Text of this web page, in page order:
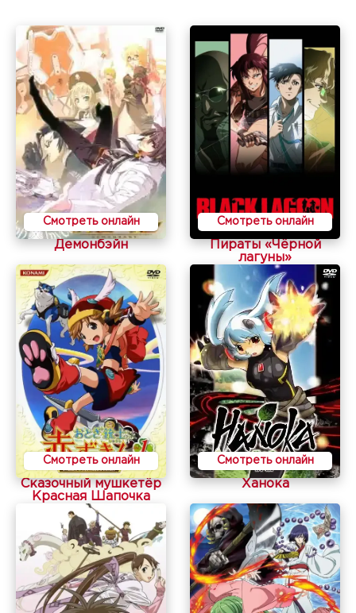
Смотреть онлайн
Демонбэйн
Смотреть онлайн
Пираты «Чёрной
лагуны»
Смотреть онлайн
Сказочный мушкетёр
Красная Шапочка
Смотреть онлайн
Ханока